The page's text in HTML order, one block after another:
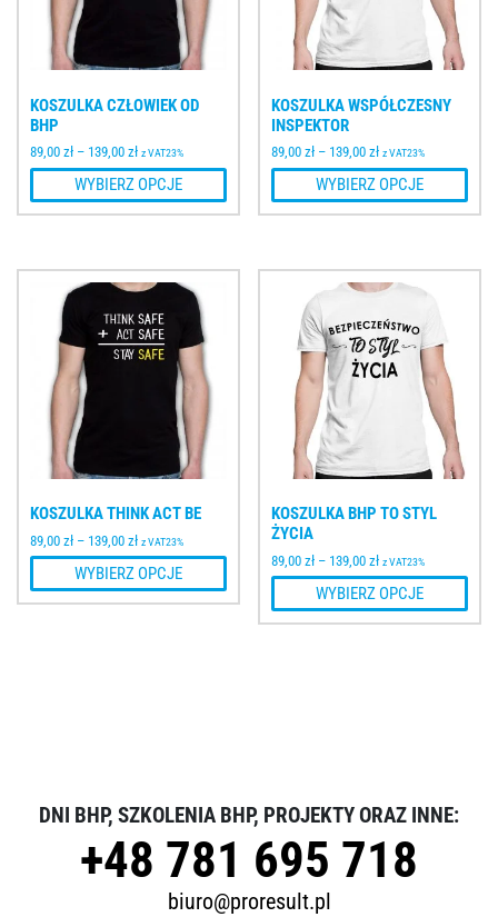
KOSZULKA CZŁOWIEK OD
BHP
89,00 zł – 139,00 zł z VAT23%
WYBIERZ OPCJE
KOSZULKA WSPÓŁCZESNY
INSPEKTOR
89,00zł – 139,00zł z VAT23%
WYBIERZ OPCJE
KOSZULKA THINK ACT BE
89,00 zł – 139,00 zł z VAT23%
WYBIERZ OPCJE
KOSZULKA BHP TO STYL
ŻYCIA
89,00zł – 139,00zł z VAT23%
WYBIERZ OPCJE
DNI BHP, SZKOLENIA BHP, PROJEKTY ORAZ INNE:
+48 781 695 718
biuro@proresult.pl